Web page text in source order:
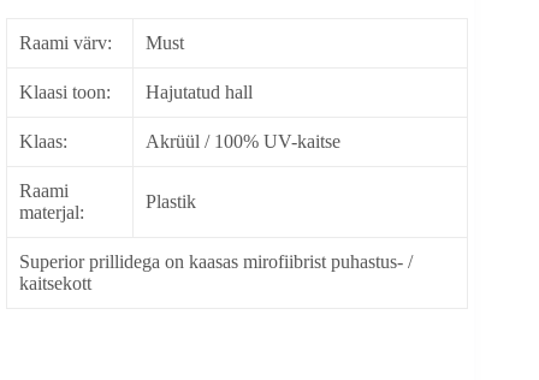
Raami värv: Must
Klaasi toon: Hajutatud hall
Klaas: Akrüül / 100% UV-kaitse
Raami
materjal:
Plastik
Superior prillidega on kaasas mirofiibrist puhastus- /
kaitsekott